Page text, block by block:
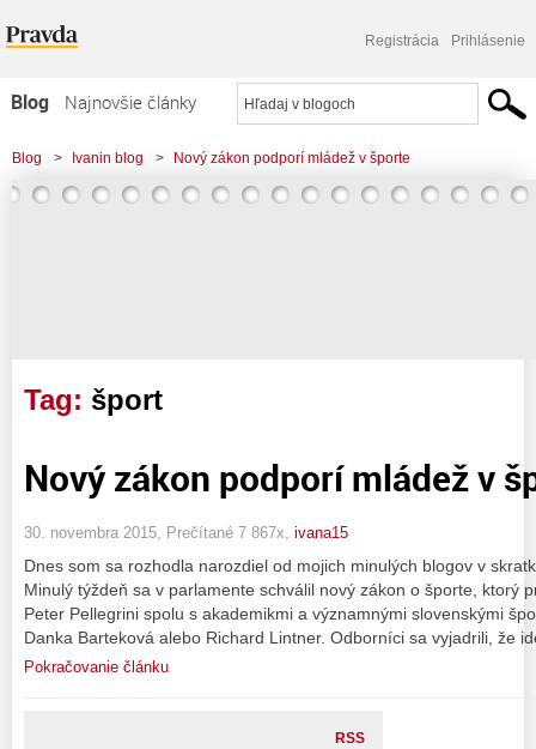
Registrácia Prihlásenie
Blog
Najnovšie články
Najčítanejšie články
Najkomentovanejšie články
Blog > Ivanin blog > Nový zákon podporí mládež v športe
Tag: šport
Nový zákon podporí mládež v
30. novembra 2015, Prečítané 7 867x, ivana15
Dnes som sa rozhodla narozdiel od mojich minulých blogov v
Minulý týždeň sa v parlamente schválil nový zákon o športe, ktorý
Peter Pellegrini spolu s akademikmi a významnými slovenskými
Danka Barteková alebo Richard Lintner. Odborníci sa vyjadrili, že
Pokračovanie článku
RSS